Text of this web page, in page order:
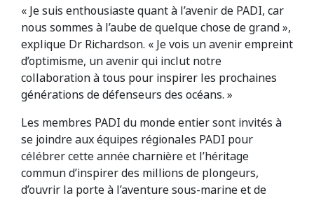
« Je suis enthousiaste quant à l’avenir de PADI, car
nous sommes à l’aube de quelque chose de grand »,
explique Dr Richardson. « Je vois un avenir empreint
d’optimisme, un avenir qui inclut notre
collaboration à tous pour inspirer les prochaines
générations de défenseurs des océans. »
Les membres PADI du monde entier sont invités à
se joindre aux équipes régionales PADI pour
célébrer cette année charnière et l’héritage
commun d’inspirer des millions de plongeurs,
d’ouvrir la porte à l’aventure sous-marine et de